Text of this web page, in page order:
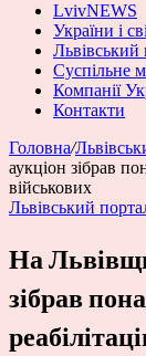
LvivNEWS
України і
Львівський
Суспільне
Компанії
Контакти
Головна/
аукціон зібрав
військових
Львівський
На
зібрав